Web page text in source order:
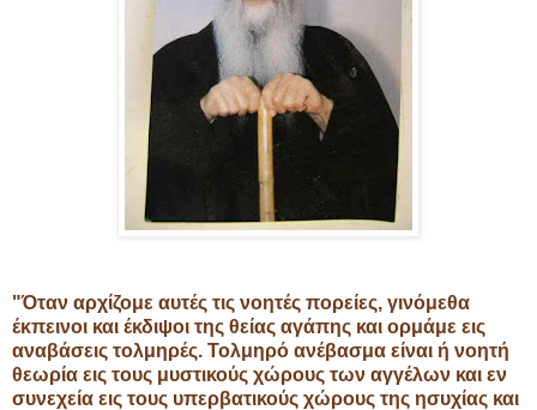
"Όταν αρχίζομε αυτές τις νοητές πορείες, γινόμεθα
έκπεινοι και έκδιψοι της θείας αγάπης και ορμάμε εις
αναβάσεις τολμηρές. Τολμηρό ανέβασμα είναι ή νοητή
θεωρία εις τους μυστικούς χώρους των αγγέλων και εν
συνεχεία εις τους υπερβατικούς χώρους της ησυχίας και